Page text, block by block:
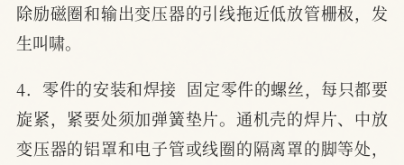
除励磁圈和输出变压器的引线拖近低放管栅极，发
生叫啸。
4．零件的安装和焊接  固定零件的螺丝，每只都要
旋紧，紧要处须加弹簧垫片。通机壳的焊片、中放
变压器的铝罩和电子管或线圈的隔离罩的脚等处，